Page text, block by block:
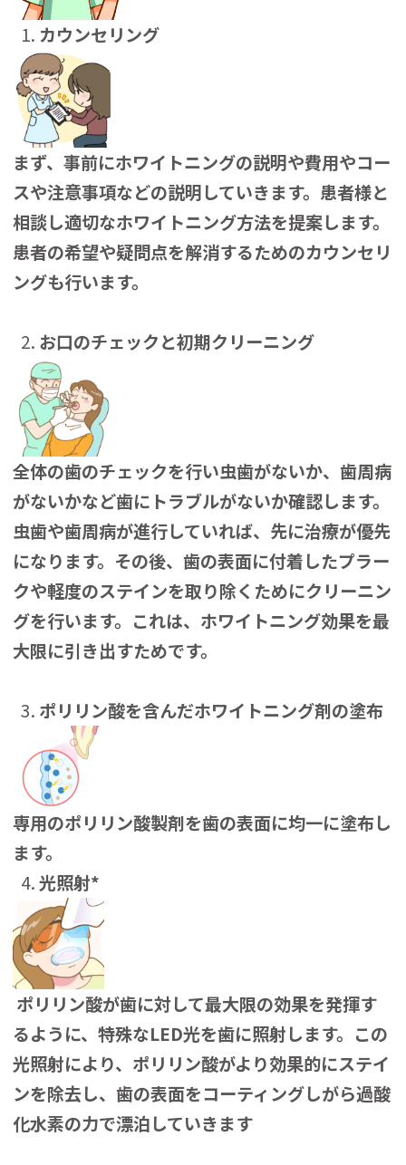
カウンセリング
まず、事前にホワイトニングの説明や費用やコー
スや注意事項などの説明していきます。患者様と
相談し適切なホワイトニング方法を提案します。
患者の希望や疑問点を解消するためのカウンセリ
ングも行います。
お口のチェックと初期クリーニング
全体の歯のチェックを行い虫歯がないか、歯周病
がないかなど歯にトラブルがないか確認します。
虫歯や歯周病が進行していれば、先に治療が優先
になります。その後、歯の表面に付着したプラー
クや軽度のステインを取り除くためにクリーニン
グを行います。これは、ホワイトニング効果を最
大限に引き出すためです。
ポリリン酸を含んだホワイトニング剤の塗布
専用のポリリン酸製剤を歯の表面に均一に塗布し
ます。
光照射*
ポリリン酸が歯に対して最大限の効果を発揮す
るように、特殊なLED光を歯に照射します。この
光照射により、ポリリン酸がより効果的にステイ
ンを除去し、歯の表面をコーティングしがら過酸
化水素の力で漂泊していきます